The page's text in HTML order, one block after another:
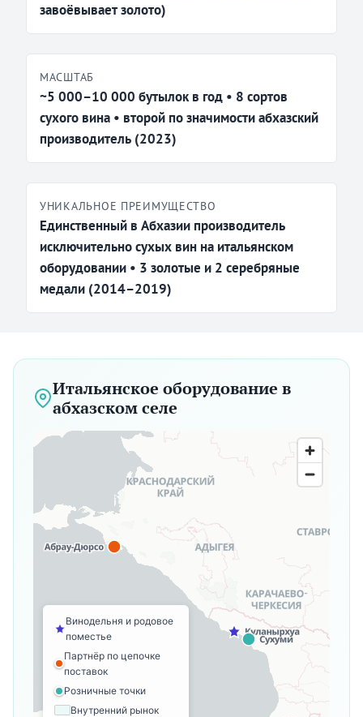
завоёвывает золото)
МАСШТАБ
~5 000–10 000 бутылок в год • 8 сортов
сухого вина • второй по значимости абхазский
производитель (2023)
УНИКАЛЬНОЕ ПРЕИМУЩЕСТВО
Единственный в Абхазии производитель
исключительно сухых вин на итальянском
оборудовании • 3 золотые и 2 серебряные
медали (2014–2019)
Итальянское оборудование в
абхазском селе
Винодельня и родовое
поместье
Партнёр по цепочке
поставок
Розничные точки
Внутренний рынок